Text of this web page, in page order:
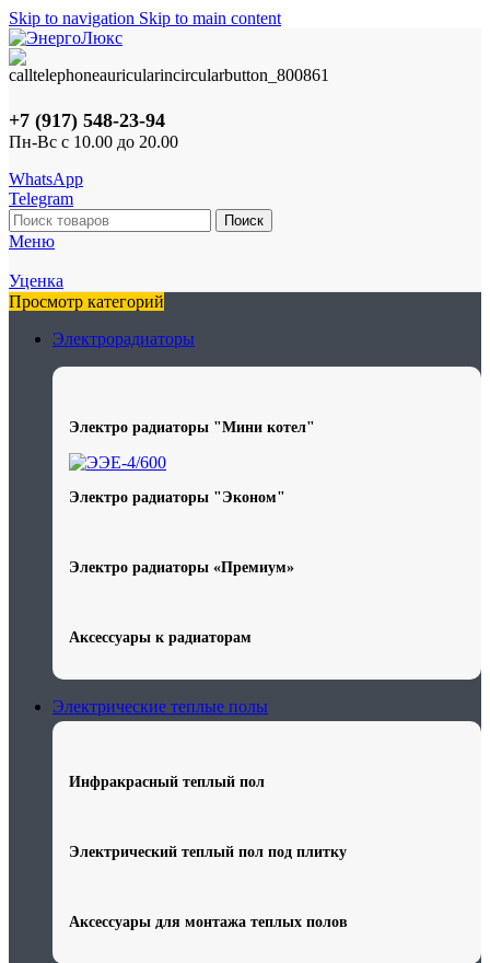
Skip to navigation Skip to main content
+7 (917) 548-23-94
Пн-Вс с 10.00 до 20.00
WhatsApp
Telegram
Поиск
Меню
Уценка
Просмотр категорий
Электрорадиаторы
Электро радиаторы "Мини котел"
Электро радиаторы "Эконом"
Электро радиаторы «Премиум»
Аксессуары к радиаторам
Электрические теплые полы
Инфракрасный теплый пол
Электрический теплый пол под плитку
Аксессуары для монтажа теплых полов